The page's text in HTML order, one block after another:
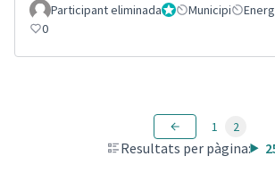
Participant eliminadaAdministrador
Municipi
0
Resultats per pàgina:
1 2